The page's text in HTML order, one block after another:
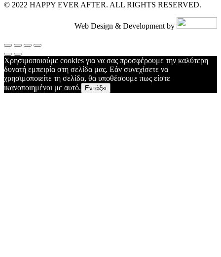
© 2022 HAPPY EVER AFTER. ALL RIGHTS RESERVED.
Web Design & Development by
Χρησιμοποιούμε cookies για να σας προσφέρουμε την καλύτερη
δυνατή εμπειρία στη σελίδα μας. Εάν συνεχίσετε να
χρησιμοποιείτε τη σελίδα, θα υποθέσουμε πως είστε
ικανοποιημένοι με αυτό.
Εντάξει